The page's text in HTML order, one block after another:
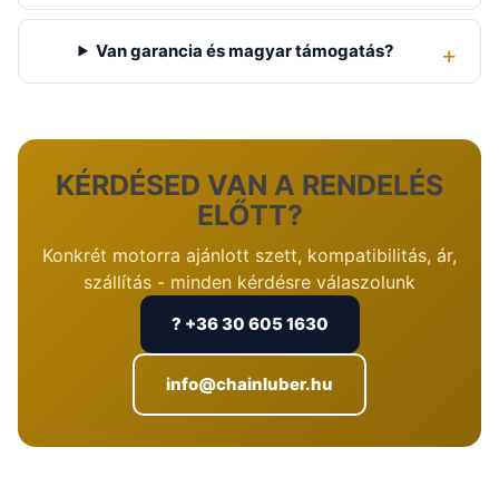
Van garancia és magyar támogatás?
KÉRDÉSED VAN A RENDELÉS
ELŐTT?
Konkrét motorra ajánlott szett, kompatibilitás, ár,
szállítás - minden kérdésre válaszolunk
? +36 30 605 1630
info@chainluber.hu